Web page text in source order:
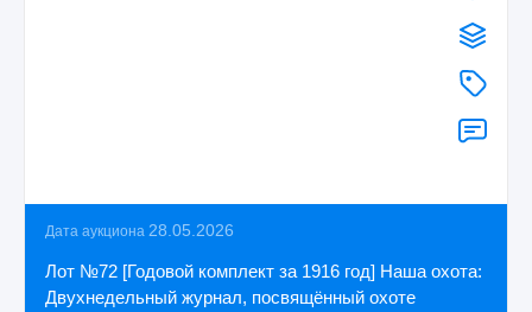
Дата аукциона 28.05.2026
Лот №72 [Годовой комплект за 1916 год] Наша охота:
Двухнедельный журнал, посвящённый охоте